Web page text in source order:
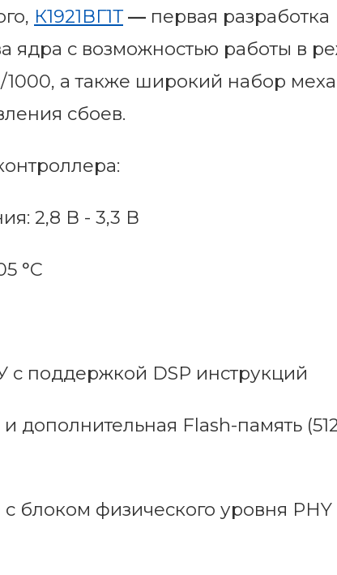
К1921ВГ1Т — первая разработка
ядра с возможностью работы в
а также широкий набор
сбоев.
2,8 В - 3,3 В
°С
поддержкой DSP инструкций
дополнительная Flash-память
блоком физического уровня PHY